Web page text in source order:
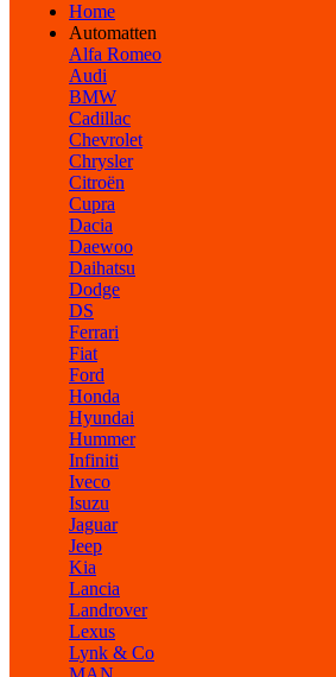
Home
Automatten
Alfa Romeo
Audi
BMW
Cadillac
Chevrolet
Chrysler
Citroën
Cupra
Dacia
Daewoo
Daihatsu
Dodge
DS
Ferrari
Fiat
Ford
Honda
Hyundai
Hummer
Infiniti
Iveco
Isuzu
Jaguar
Jeep
Kia
Lancia
Landrover
Lexus
Lynk & Co